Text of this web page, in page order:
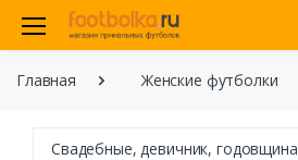
Главная Женские футболки
Свадебные, девичник, годовщина